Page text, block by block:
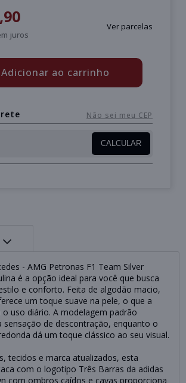
Ver parcelas
juros
Adicionar ao carrinho
Não sei meu CEP
CALCULAR
- AMG Petronas F1 Team Silver
é a opção ideal para você que busca
e conforto. Feita de algodão macio,
um toque suave na pele, o que a
uso diário. A modelagem padrão
sensação de descontração, enquanto o
dá um toque clássico ao seu visual.
tecidos e marca atualizados, esta
com o logotipo Três Barras da adidas
com ombros caídos e cavas proporciona